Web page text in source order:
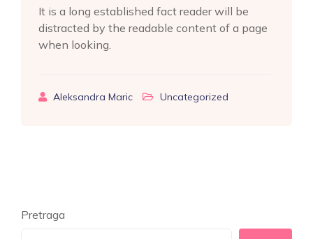
It is a long established fact reader will be
distracted by the readable content of a page
when looking.
Aleksandra Maric Uncategorized
Pretraga